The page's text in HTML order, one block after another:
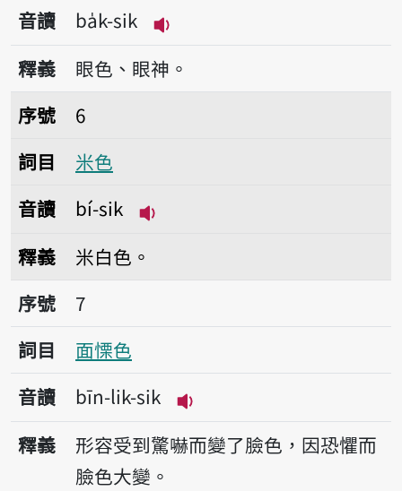
音讀
ba̍k-sik
播放音讀ba̍k-sik
釋義
眼色、眼神。
序號6米色
序號
6
詞目
米色
音讀
bí-sik
釋義
米白色。
序號7面慄色
序號
7
詞目
面慄色
音讀
bīn-lik-sik
播放音讀bīn-lik-sik
釋義
形容受到驚嚇而變了臉色，因恐懼而
臉色大變。